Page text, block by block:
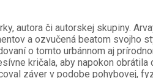
autora či autorskej skupiny.
a ozvučená beatom svojho
o tomto urbánnom aj
kričala, aby napokon
záver v podobe pohybovej,